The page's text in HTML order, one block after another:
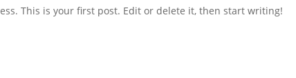
This is your first post. Edit or delete it, then start writing!